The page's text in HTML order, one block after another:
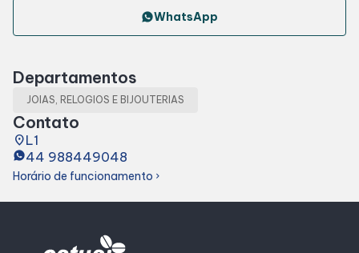
Lojas e Restaurantes
Lojas
Alimentação
WhatsApp
Departamentos
JOIAS, RELOGIOS E BIJOUTERIAS
Contato
placeL1
44 988449048
Horário de funcionamento chevron_right